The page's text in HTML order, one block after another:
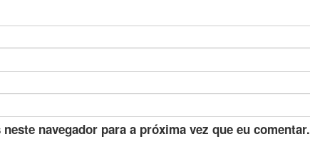
navegador para a próxima vez que eu comentar.